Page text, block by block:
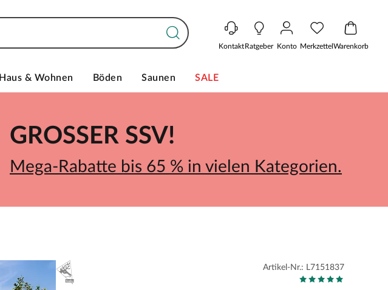
KontaktRatgeber Konto MerkzettelWarenkorb
Haus & Wohnen Böden Saunen SALE
GROSSER SSV!
Mega-Rabatte bis 65 % in vielen Kategorien.
Artikel-Nr.: L7151837